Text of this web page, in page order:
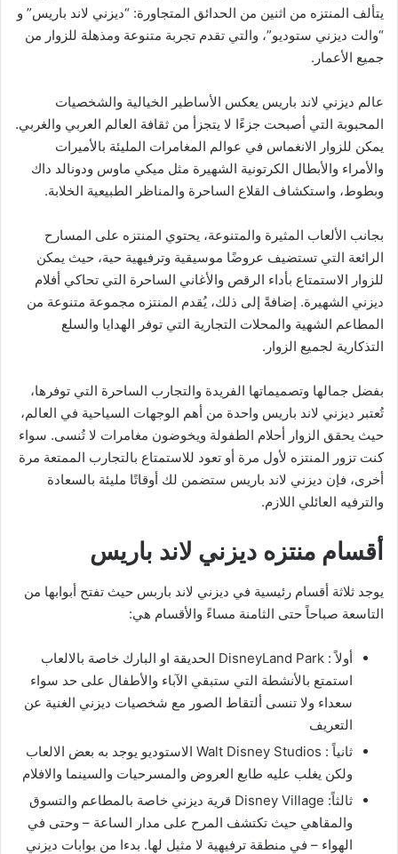
يتألف المنتزه من اثنين من الحدائق المتجاورة: “ديزني لاند باريس” و
“والت ديزني ستوديو”، والتي تقدم تجربة متنوعة ومذهلة للزوار من
جميع الأعمار.
عالم ديزني لاند باريس يعكس الأساطير الخيالية والشخصيات
المحبوبة التي أصبحت جزءًا لا يتجزأ من ثقافة العالم العربي والغربي.
يمكن للزوار الانغماس في عوالم المغامرات المليئة بالأميرات
والأمراء والأبطال الكرتونية الشهيرة مثل ميكي ماوس ودونالد داك
وبطوط، واستكشاف القلاع الساحرة والمناظر الطبيعية الخلابة.
بجانب الألعاب المثيرة والمتنوعة، يحتوي المنتزه على المسارح
الرائعة التي تستضيف عروضًا موسيقية وترفيهية حية، حيث يمكن
للزوار الاستمتاع بأداء الرقص والأغاني الساحرة التي تحاكي أفلام
ديزني الشهيرة. إضافةً إلى ذلك، يُقدم المنتزه مجموعة متنوعة من
المطاعم الشهية والمحلات التجارية التي توفر الهدايا والسلع
التذكارية لجميع الزوار.
بفضل جمالها وتصميماتها الفريدة والتجارب الساحرة التي توفرها،
تُعتبر ديزني لاند باريس واحدة من أهم الوجهات السياحية في العالم،
حيث يحقق الزوار أحلام الطفولة ويخوضون مغامرات لا تُنسى. سواء
كنت تزور المنتزه لأول مرة أو تعود للاستمتاع بالتجارب الممتعة مرة
أخرى، فإن ديزني لاند باريس ستضمن لك أوقاتًا مليئة بالسعادة
والترفيه العائلي اللازم.
أقسام منتزه ديزني لاند باريس
يوجد ثلاثة أقسام رئيسية في ديزني لاند باربس حيث تفتح أبوابها من
التاسعة صباحاً حتى الثامنة مساءً والأقسام هي:
أولاً : DisneyLand Park الحديقة او البارك خاصة بالالعاب
استمتع بالأنشطة التي ستبقي الآباء والأطفال على حد سواء
سعداء ولا تنسى ألتقاط الصور مع شخصيات ديزني الغنية عن
التعريف
ثانياً : Walt Disney Studios الاستوديو يوجد به بعض الالعاب
ولكن يغلب عليه طابع العروض والمسرحيات والسينما والافلام
ثالثاً: Disney Village قرية ديزني خاصة بالمطاعم والتسوق
والمقاهي حيث تكتشف المرح على مدار الساعة – وحتى في
الهواء – في منطقة ترفيهية لا مثيل لها. بدءا من بوابات ديزني